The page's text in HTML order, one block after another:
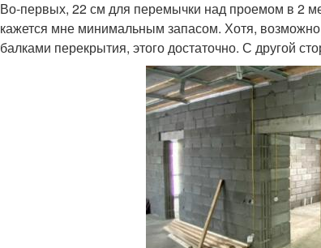
Во-первых, 22 см для перемычки над проемом в 2
кажется мне минимальным запасом. Хотя,
балками перекрытия, этого достаточно. С другой